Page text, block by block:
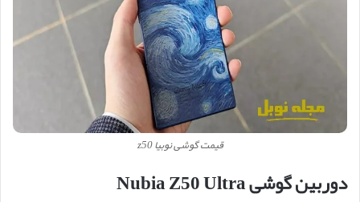
قیمت گوشی نوبیا z50
دوربین گوشی Nubia Z50 Ultra